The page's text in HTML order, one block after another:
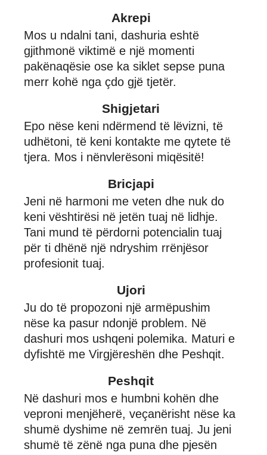
Akrepi
Mos u ndalni tani, dashuria eshtë
gjithmonë viktimë e një momenti
pakënaqësie ose ka siklet sepse puna
merr kohë nga çdo gjë tjetër.
Shigjetari
Epo nëse keni ndërmend të lëvizni, të
udhëtoni, të keni kontakte me qytete të
tjera. Mos i nënvlerësoni miqësitë!
Bricjapi
Jeni në harmoni me veten dhe nuk do
keni vështirësi në jetën tuaj në lidhje.
Tani mund të përdorni potencialin tuaj
për ti dhënë një ndryshim rrënjësor
profesionit tuaj.
Ujori
Ju do të propozoni një armëpushim
nëse ka pasur ndonjë problem. Në
dashuri mos ushqeni polemika. Maturi e
dyfishtë me Virgjëreshën dhe Peshqit.
Peshqit
Në dashuri mos e humbni kohën dhe
veproni menjëherë, veçanërisht nëse ka
shumë dyshime në zemrën tuaj. Ju jeni
shumë të zënë nga puna dhe pjesën